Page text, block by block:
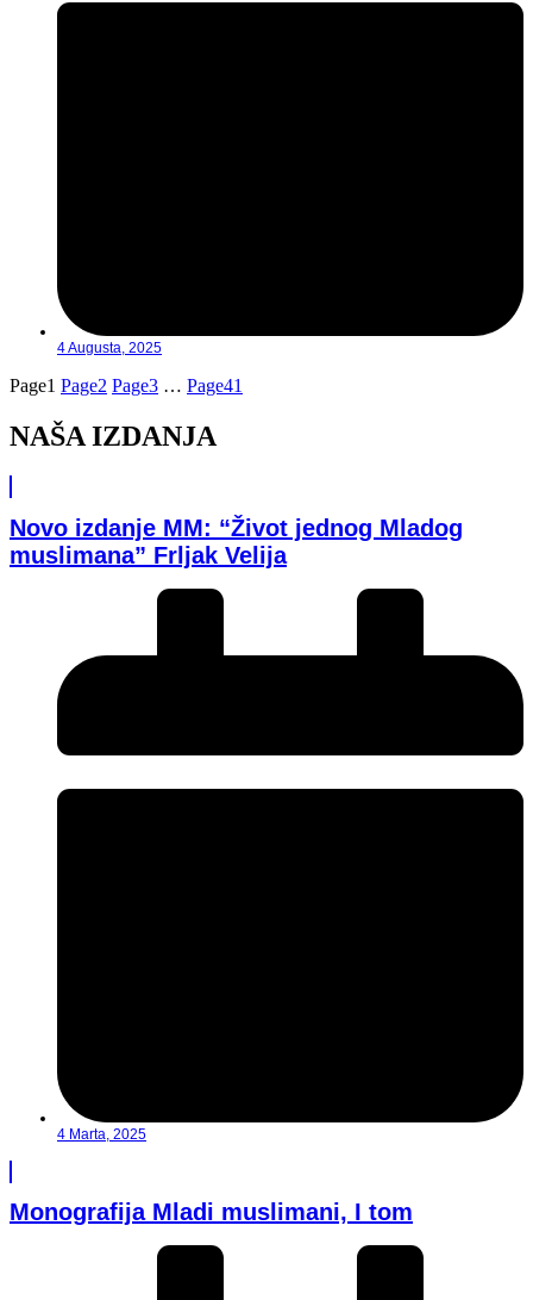
4 Augusta, 2025
Page1 Page2 Page3 … Page41
NAŠA IZDANJA
Novo izdanje MM: “Život jednog Mladog
muslimana” Frljak Velija
4 Marta, 2025
Monografija Mladi muslimani, I tom